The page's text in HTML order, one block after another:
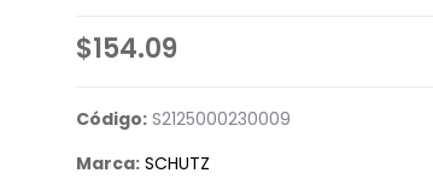
$154.09
Código: S2125000230009
Marca: SCHUTZ